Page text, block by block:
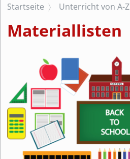
Startseite Unterricht von A-Z
Materiallisten